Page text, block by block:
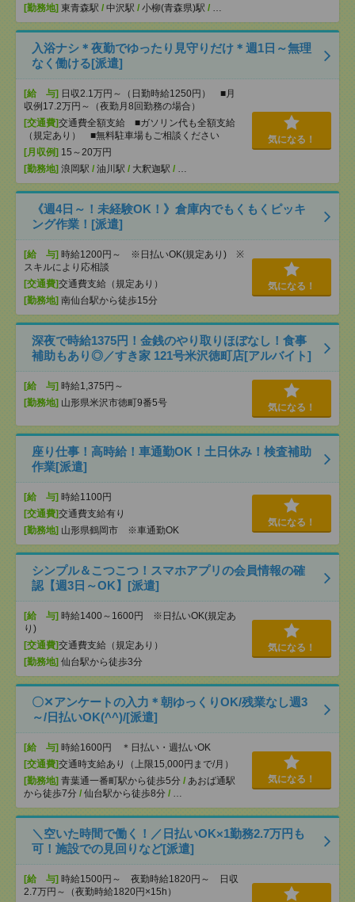
[勤務地] 東青森駅 / 中沢駅 / 小柳(青森県)駅 / …
入浴ナシ＊夜勤でゆったり見守りだけ＊週1日～無理
なく働ける[派遣]
[給 与] 日収2.1万円～（日勤時給1250円） ■月
収例17.2万円～（夜勤月8回勤務の場合）
[交通費]交通費全額支給 ■ガソリン代も全額支給
（規定あり） ■無料駐車場もご相談ください
[月収例] 15～20万円
[勤務地] 浪岡駅 / 油川駅 / 大釈迦駅 / …
気になる！
《週4日～！未経験OK！》倉庫内でもくもくピッキ
ング作業！[派遣]
[給 与] 時給1200円～ ※日払いOK(規定あり) ※
スキルにより応相談
[交通費]交通費支給（規定あり）
[勤務地] 南仙台駅から徒歩15分
気になる！
深夜で時給1375円！金銭のやり取りほぼなし！食事
補助もあり◎／すき家 121号米沢徳町店[アルバイト]
[給 与] 時給1,375円～
[勤務地] 山形県米沢市徳町9番5号 気になる！
座り仕事！高時給！車通勤OK！土日休み！検査補助
作業[派遣]
[給 与] 時給1100円
[交通費]交通費支給有り
[勤務地] 山形県鶴岡市 ※車通勤OK
気になる！
シンプル＆こつこつ！スマホアプリの会員情報の確
認【週3日～OK】[派遣]
[給 与] 時給1400～1600円 ※日払いOK(規定あ
り)
[交通費]交通費支給（規定あり）
[勤務地] 仙台駅から徒歩3分
気になる！
〇✕アンケートの入力＊朝ゆっくりOK/残業なし週3
～/日払いOK(^^)/[派遣]
[給 与] 時給1600円 ＊日払い・週払いOK
[交通費]交通時支給あり（上限15,000円まで/月）
[勤務地] 青葉通一番町駅から徒歩5分 / あおば通駅
から徒歩7分 / 仙台駅から徒歩8分 / …
気になる！
＼空いた時間で働く！／日払いOK×1勤務2.7万円も
可！施設での見回りなど[派遣]
[給 与] 時給1500円～ 夜勤時給1820円～ 日収
2.7万円～（夜勤時給1820円×15h）